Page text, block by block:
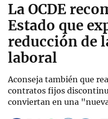
La OCDE
Estado que
reducción de
laboral
Aconseja también que
contratos fijos
conviertan en una